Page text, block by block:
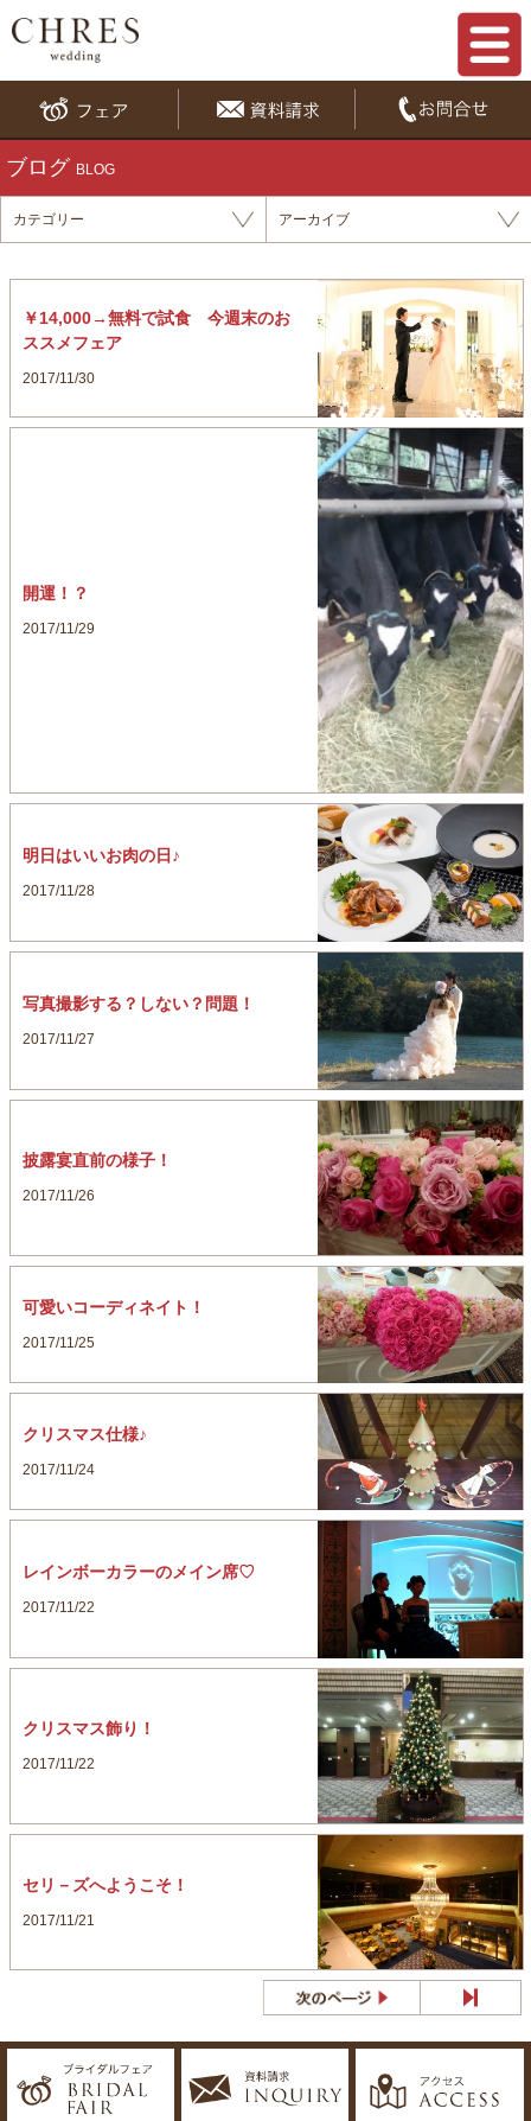
ブログ BLOG
カテゴリー アーカイブ
￥14,000→無料で試食 今週末のお
ススメフェア
2017/11/30
開運！？
2017/11/29
明日はいいお肉の日♪
2017/11/28
写真撮影する？しない？問題！
2017/11/27
披露宴直前の様子！
2017/11/26
可愛いコーディネイト！
2017/11/25
クリスマス仕様♪
2017/11/24
レインボーカラーのメイン席♡
2017/11/22
クリスマス飾り！
2017/11/22
セリ－ズへようこそ！
2017/11/21